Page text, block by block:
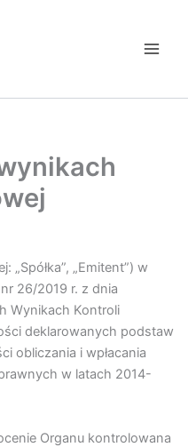
„Spółka”, „Emitent”) w
26/2019 r. z dnia
Wynikach Kontroli
deklarowanych podstaw
obliczania i wpłacania
w latach 2014-
Organu kontrolowana